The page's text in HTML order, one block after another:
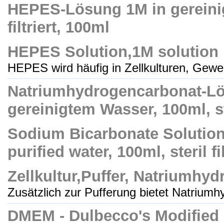
HEPES-Lösung 1M in
filtriert, 100ml
HEPES Solution,1M
HEPES wird häufig in Zellkulturen,
Natriumhydrogencarbonat-
gereinigtem Wasser, 100ml,
Sodium Bicarbonate
purified water, 100ml, steril
Zellkultur,Puffer,
Zusätzlich zur Pufferung bietet
DMEM - Dulbecco's Modified